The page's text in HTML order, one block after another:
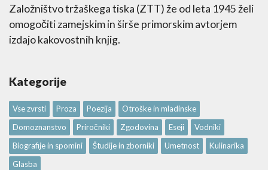
Založništvo tržaškega tiska (ZTT) že od leta 1945 želi
omogočiti zamejskim in širše primorskim avtorjem
izdajo kakovostnih knjig.
Kategorije
Vse zvrsti Proza Poezija
Otroške in mladinske
Domoznanstvo
Priročniki Zgodovina Eseji
Vodniki
Biografije in spomini
Študije in zborniki Umetnost
Kulinarika
Glasba